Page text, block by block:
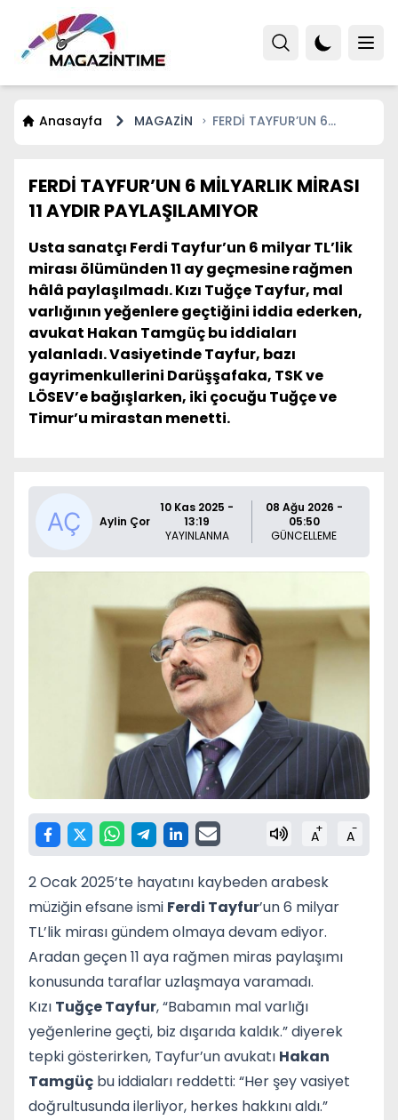
Anasayfa MAGAZİN
FERDİ TAYFUR’UN 6
FERDİ TAYFUR’UN 6 MİLYARLIK MİRASI
11 AYDIR PAYLAŞILAMIYOR
Usta sanatçı Ferdi Tayfur’un 6 milyar TL’lik
mirası ölümünden 11 ay geçmesine rağmen
hâlâ paylaşılmadı. Kızı Tuğçe Tayfur, mal
varlığının yeğenlere geçtiğini iddia ederken,
avukat Hakan Tamgüç bu iddiaları
yalanladı. Vasiyetinde Tayfur, bazı
gayrimenkullerini Darüşşafaka, TSK ve
LÖSEV’e bağışlarken, iki çocuğu Tuğçe ve
Timur’u mirastan menetti.
Aylin Çor
10 Kas 2025 -
13:19
YAYINLANMA
08 Ağu 2026 -
05:50
GÜNCELLEME
A+ A-
2 Ocak 2025’te hayatını kaybeden arabesk
müziğin efsane ismi Ferdi Tayfur’un 6 milyar
TL’lik mirası gündem olmaya devam ediyor.
Aradan geçen 11 aya rağmen miras paylaşımı
konusunda taraflar uzlaşmaya varamadı.
Kızı Tuğçe Tayfur, “Babamın mal varlığı
yeğenlerine geçti, biz dışarıda kaldık.” diyerek
tepki gösterirken, Tayfur’un avukatı Hakan
Tamgüç bu iddiaları reddetti: “Her şey vasiyet
doğrultusunda ilerliyor, herkes hakkını aldı.”